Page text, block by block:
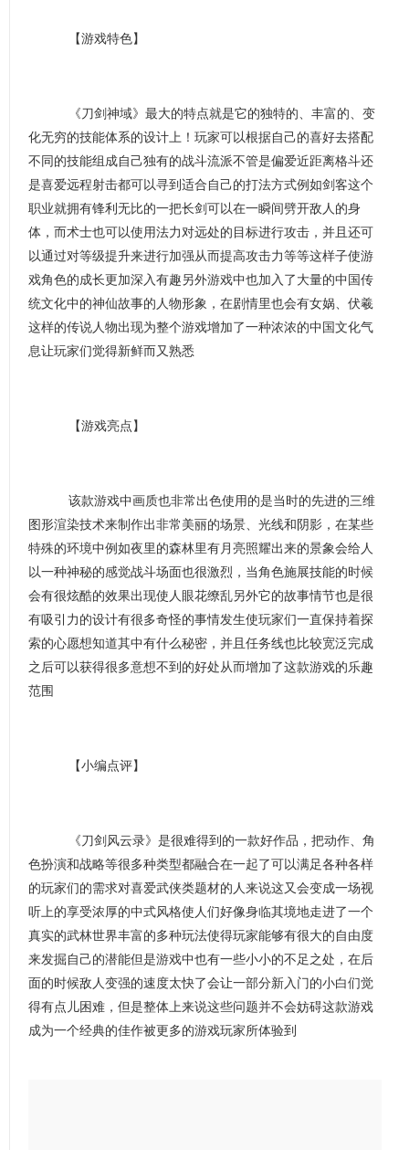
【游戏特色】
《刀剑神域》最大的特点就是它的独特的、丰富的、变
化无穷的技能体系的设计上！玩家可以根据自己的喜好去搭配
不同的技能组成自己独有的战斗流派不管是偏爱近距离格斗还
是喜爱远程射击都可以寻到适合自己的打法方式例如剑客这个
职业就拥有锋利无比的一把长剑可以在一瞬间劈开敌人的身
体，而术士也可以使用法力对远处的目标进行攻击，并且还可
以通过对等级提升来进行加强从而提高攻击力等等这样子使游
戏角色的成长更加深入有趣另外游戏中也加入了大量的中国传
统文化中的神仙故事的人物形象，在剧情里也会有女娲、伏羲
这样的传说人物出现为整个游戏增加了一种浓浓的中国文化气
息让玩家们觉得新鲜而又熟悉
【游戏亮点】
该款游戏中画质也非常出色使用的是当时的先进的三维
图形渲染技术来制作出非常美丽的场景、光线和阴影，在某些
特殊的环境中例如夜里的森林里有月亮照耀出来的景象会给人
以一种神秘的感觉战斗场面也很激烈，当角色施展技能的时候
会有很炫酷的效果出现使人眼花缭乱另外它的故事情节也是很
有吸引力的设计有很多奇怪的事情发生使玩家们一直保持着探
索的心愿想知道其中有什么秘密，并且任务线也比较宽泛完成
之后可以获得很多意想不到的好处从而增加了这款游戏的乐趣
范围
【小编点评】
《刀剑风云录》是很难得到的一款好作品，把动作、角
色扮演和战略等很多种类型都融合在一起了可以满足各种各样
的玩家们的需求对喜爱武侠类题材的人来说这又会变成一场视
听上的享受浓厚的中式风格使人们好像身临其境地走进了一个
真实的武林世界丰富的多种玩法使得玩家能够有很大的自由度
来发掘自己的潜能但是游戏中也有一些小小的不足之处，在后
面的时候敌人变强的速度太快了会让一部分新入门的小白们觉
得有点儿困难，但是整体上来说这些问题并不会妨碍这款游戏
成为一个经典的佳作被更多的游戏玩家所体验到